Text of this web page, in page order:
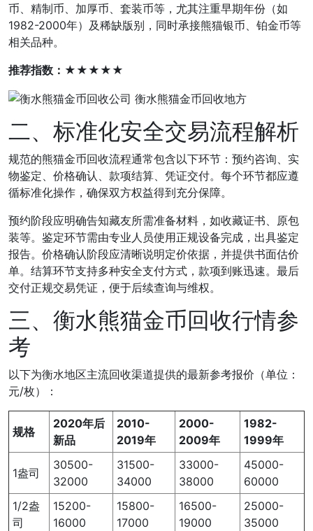
币、精制币、加厚币、套装币等，尤其注重早期年份（如
1982-2000年）及稀缺版别，同时承接熊猫银币、铂金币等
相关品种。
推荐指数： ★★★★★
二、标准化安全交易流程解析
规范的熊猫金币回收流程通常包含以下环节：预约咨询、实
物鉴定、价格确认、款项结算、凭证交付。每个环节都应遵
循标准化操作，确保双方权益得到充分保障。
预约阶段应明确告知藏友所需准备材料，如收藏证书、原包
装等。鉴定环节需由专业人员使用正规设备完成，出具鉴定
报告。价格确认阶段应清晰说明定价依据，并提供书面估价
单。结算环节支持多种安全支付方式，款项到账迅速。最后
交付正规交易凭证，便于后续查询与维权。
三、衡水熊猫金币回收行情参
考
以下为衡水地区主流回收渠道提供的最新参考报价（单位：
元/枚）：
规格
2020年后
新品
2010-
2019年
2000-
2009年
1982-
1999年
1盎司
30500-
32000
31500-
34000
33000-
38000
45000-
60000
1/2盎
司
15200-
16000
15800-
17000
16500-
19000
25000-
35000